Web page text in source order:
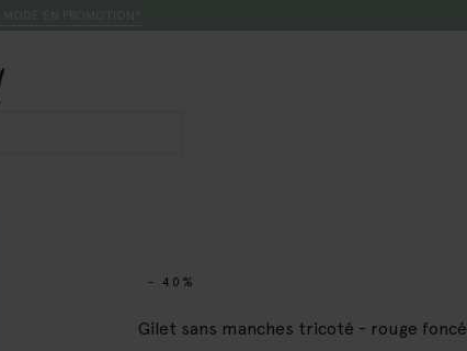
- 40%
Gilet sans manches tricoté - rouge foncé